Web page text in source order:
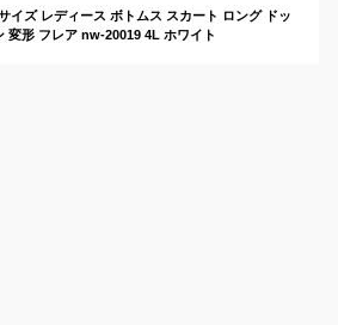
イズ レディース ボトムス スカート ロング ドッ
変形 フレア nw-20019 4L ホワイト